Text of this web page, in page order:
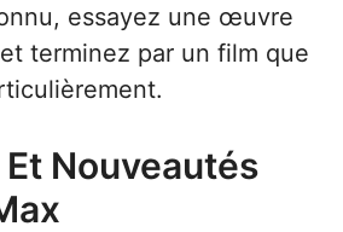
essayez une œuvre
terminez par un film que
Nouveautés